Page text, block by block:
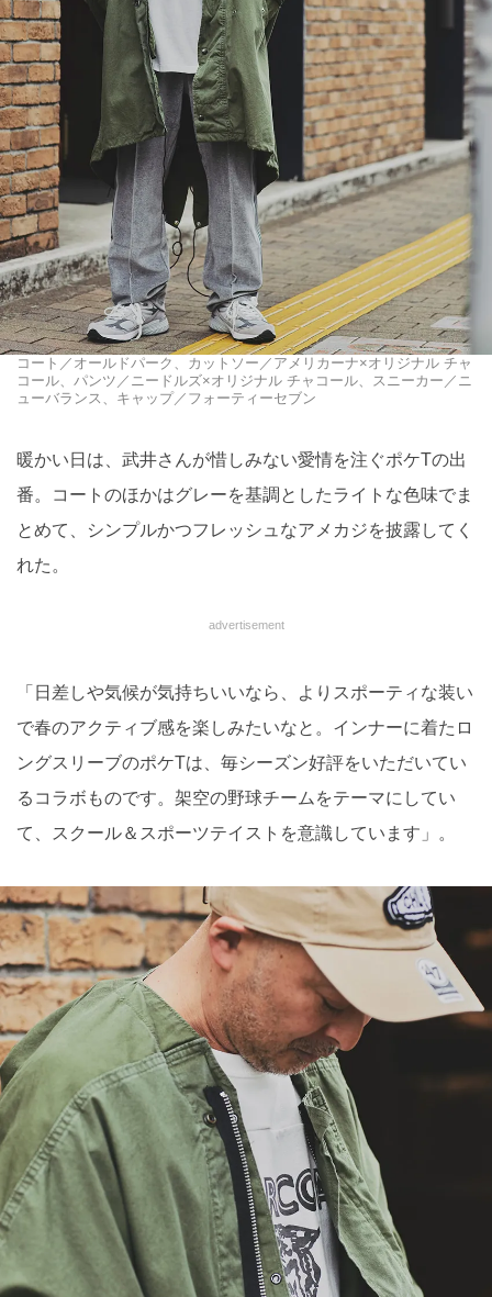
コート／オールドパーク、カットソー／アメリカーナ×オリジナル チャ
コール、パンツ／ニードルズ×オリジナル チャコール、スニーカー／ニ
ューバランス、キャップ／フォーティーセブン
暖かい日は、武井さんが惜しみない愛情を注ぐポケTの出
番。コートのほかはグレーを基調としたライトな色味でま
とめて、シンプルかつフレッシュなアメカジを披露してく
れた。
advertisement
「日差しや気候が気持ちいいなら、よりスポーティな装い
で春のアクティブ感を楽しみたいなと。インナーに着たロ
ングスリーブのポケTは、毎シーズン好評をいただいてい
るコラボものです。架空の野球チームをテーマにしてい
て、スクール＆スポーツテイストを意識しています」。